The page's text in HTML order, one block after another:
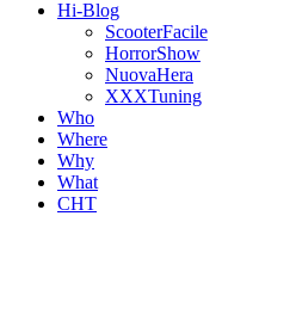
Hi-Blog
ScooterFacile
HorrorShow
NuovaHera
XXXTuning
Who
Where
Why
What
CHT